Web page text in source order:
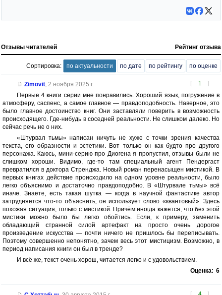
Отзывы читателей Рейтинг отзыва
Сортировка: по актуальности по дате по рейтингу по оценке
[ 1 ]
Zimovit, 2 ноября 2025 г.
Первые 4 книги серии мне понравились. Хороший язык, погружение в
атмосферу, саспенс, а самое главное — правдоподобность. Наверное, это
было главное достоинство книг. Они заставляли поверить в возможность
происходящего. Где-нибудь в соседней реальности. Не слишком далеко. Но
сейчас речь не о них.
«Штурвал тьмы» написан ничуть не хуже с точки зрения качества
текста, его образности и эстетики. Вот только он как будто про другого
персонажа. Каюсь, мини-серию про Диогена я пропустил, отзывы были не
слишком хороши. Видимо, где-то там специальный агент Пендергаст
превратился в доктора Стренджа. Новый роман перенасыщен мистикой. В
первых книгах действие происходило на одном уровне реальности, было
легко объяснимо и достаточно правдоподобно. В «Штурвале тьмы» всё
иначе. Знаете, есть такая шутка — когда в научной фантастике автор
затрудняется что-то объяснить, он использует слово «квантовый». Здесь
похожая ситуация, только с мистикой. Причём иногда кажется, что без этой
мистики можно было бы легко обойтись. Если, к примеру, заменить
обладающий странной силой артефакт на просто очень дорогое
произведение искусства — почти ничего не пришлось бы переписывать.
Поэтому совершенно непонятно, зачем весь этот мистицизм. Возможно, в
период написания книги он был в тренде?
И всё же, текст очень хорош, читается легко и с удовольствием.
Оценка: 6